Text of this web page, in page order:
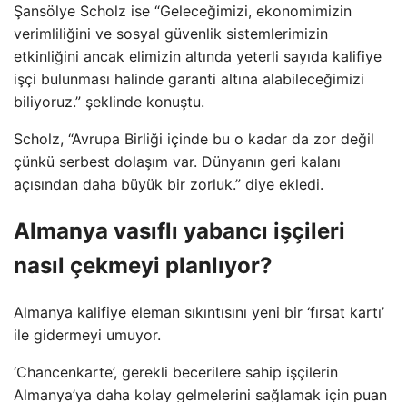
Şansölye Scholz ise “Geleceğimizi, ekonomimizin
verimliliğini ve sosyal güvenlik sistemlerimizin
etkinliğini ancak elimizin altında yeterli sayıda kalifiye
işçi bulunması halinde garanti altına alabileceğimizi
biliyoruz.” şeklinde konuştu.
Scholz, “Avrupa Birliği içinde bu o kadar da zor değil
çünkü serbest dolaşım var. Dünyanın geri kalanı
açısından daha büyük bir zorluk.” diye ekledi.
Almanya vasıflı yabancı işçileri
nasıl çekmeyi planlıyor?
Almanya kalifiye eleman sıkıntısını yeni bir ‘fırsat kartı’
ile gidermeyi umuyor.
‘Chancenkarte’, gerekli becerilere sahip işçilerin
Almanya’ya daha kolay gelmelerini sağlamak için puan